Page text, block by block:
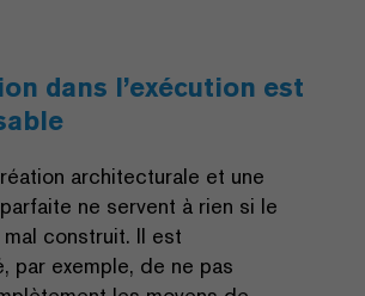
dans l’exécution est
architecturale et une
ne servent à rien si le
construit. Il est
par exemple, de ne pas